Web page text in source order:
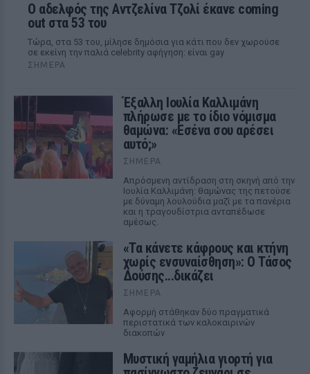
Ο αδελφός της Αντζελίνα Τζολί έκανε coming
out στα 53 του
Τώρα, στα 53 του, μίλησε δημόσια για κάτι που δεν χωρούσε
σε εκείνη την παλιά celebrity αφήγηση: είναι gay
ΣΉΜΕΡΑ
Έξαλλη Ιουλία Καλλιμάνη
πλήρωσε με το ίδιο νόμισμα
θαμώνα: «Εσένα σου αρέσει
αυτό;»
ΣΉΜΕΡΑ
Απρόσμενη αντίδραση στη σκηνή από την
Ιουλία Καλλιμάνη: θαμώνας της πετούσε
με δύναμη λουλούδια μαζί με τα πανέρια
και η τραγουδίστρια ανταπέδωσε
αμέσως.
«Τα κάνετε κάφρους και κτήνη
χωρίς ενσυναίσθηση»: Ο Τάσος
Δούσης...δικάζει
ΣΉΜΕΡΑ
Αφορμή στάθηκαν δύο πραγματικά
περιστατικά των καλοκαιρινών
διακοπών
Μυστική γαμήλια γιορτή για